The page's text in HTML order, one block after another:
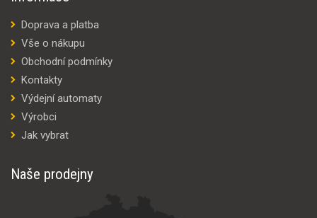
Doprava a platba
Vše o nákupu
Obchodní podmínky
Kontakty
Výdejní automaty
Výrobci
Jak vybrat
Naše prodejny